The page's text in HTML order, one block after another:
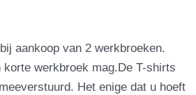
aankoop van 2 werkbroeken.
korte werkbroek mag.De T-shirts
Het enige dat u hoeft